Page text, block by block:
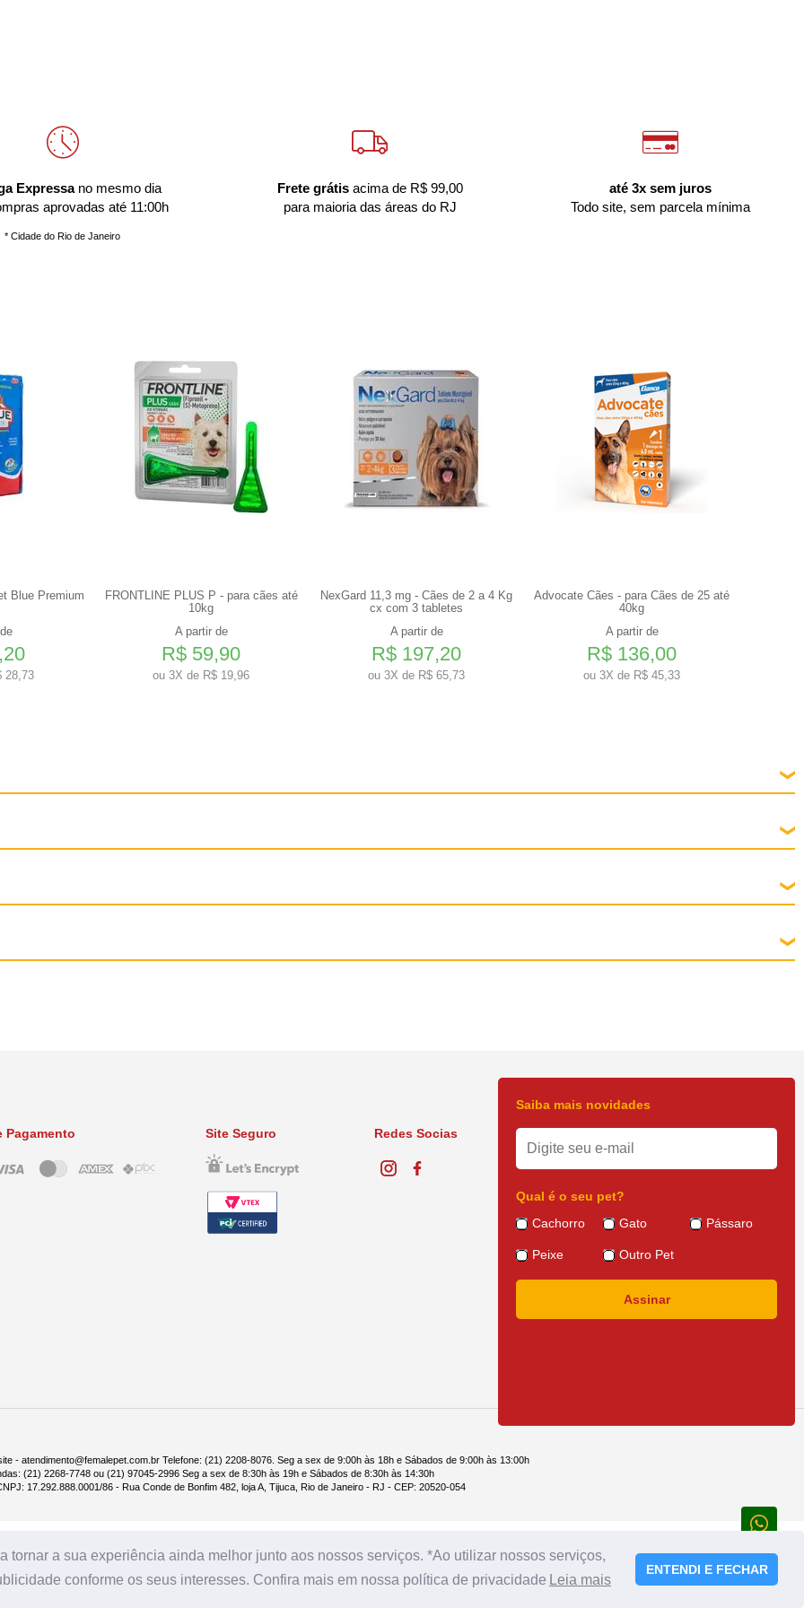
Expressano mesmo dia
aprovadas até 11:00h
* Cidade do Rio de Janeiro
Frete grátisacima de R$ 99,00
para maioria das áreas do RJ
até 3x sem juros
Todo site, sem parcela mínima
Blue Premium
28,73
FRONTLINE PLUS P - para cães até
10kg
A partir de
R$ 59,90
ou 3X de R$ 19,96
NexGard 11,3 mg - Cães de 2 a 4 Kg
cx com 3 tabletes
A partir de
R$ 197,20
ou 3X de R$ 65,73
Advocate Cães - para Cães de 25 até
40kg
A partir de
R$ 136,00
ou 3X de R$ 45,33
empresa, temos a linha Health Care, voltada para pets para auxiliar no diagnóstico, prevenção e tratamento de doenças que acometem cães e gatos.
Pagamento Site Seguro Redes Socias
Saiba mais novidades
Qual é o seu pet?
Cachorro
Gato Pássaro
Peixe Outro Pet
- atendimento@femalepet.com.br Telefone: (21) 2208-8076. Seg a sex de 9:00h às 18h e Sábados de 9:00h às 13:00h
(21) 2268-7748 ou (21) 97045-2996 Seg a sex de 8:30h às 19h e Sábados de 8:30h às 14:30h
17.292.888.0001/86 - Rua Conde de Bonfim 482, loja A, Tijuca, Rio de Janeiro - RJ - CEP: 20520-054
tornar a sua experiência ainda melhor junto aos nossos serviços. *Ao utilizar nossos serviços,
conforme os seus interesses. Confira mais em nossa política de privacidade Leia mais
ENTENDI E FECHAR